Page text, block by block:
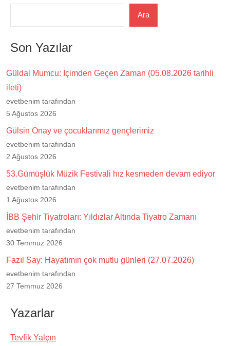
Ara
Son Yazılar
Güldal Mumcu: İçimden Geçen Zaman (05.08.2026 tarihli
ileti)
evetbenim tarafından
5 Ağustos 2026
Gülsin Onay ve çocuklarımız gençlerimiz
evetbenim tarafından
2 Ağustos 2026
53.Gümüşlük Müzik Festivali hız kesmeden devam ediyor
evetbenim tarafından
1 Ağustos 2026
İBB Şehir Tiyatroları: Yıldızlar Altında Tiyatro Zamanı
evetbenim tarafından
30 Temmuz 2026
Fazıl Say: Hayatımın çok mutlu günleri (27.07.2026)
evetbenim tarafından
27 Temmuz 2026
Yazarlar
Tevfik Yalçın